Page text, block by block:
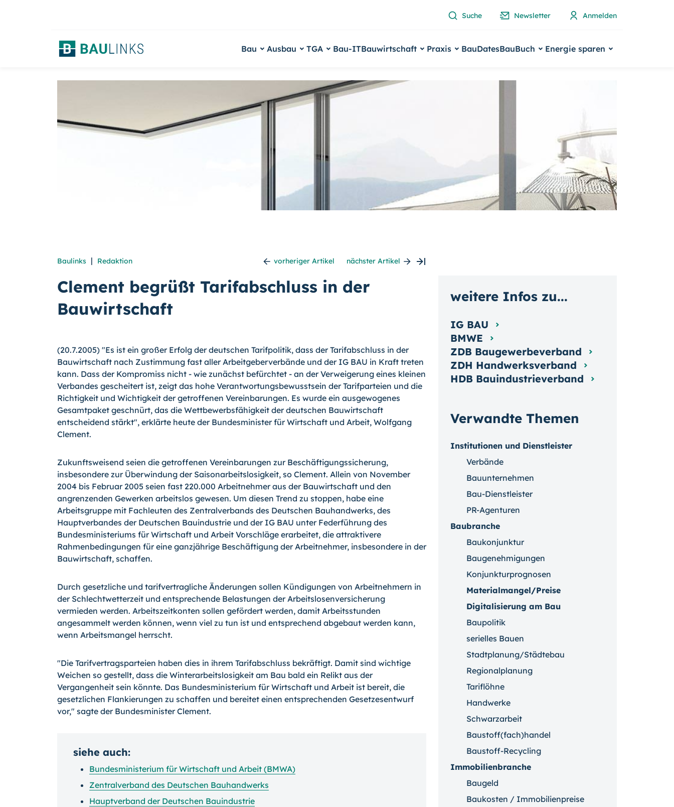
Suche Newsletter Anmelden
Bau Ausbau TGA Bau-ITBauwirtschaft Praxis BauDatesBauBuch Energie sparen
Baulinks | Redaktion vorheriger Artikel nächster Artikel
Clement begrüßt Tarifabschluss in der
Bauwirtschaft
(20.7.2005) "Es ist ein großer Erfolg der deutschen Tarifpolitik, dass der Tarifabschluss in der
Bauwirtschaft nach Zustimmung fast aller Arbeitgeberverbände und der IG BAU in Kraft treten
kann. Dass der Kompromiss nicht - wie zunächst befürchtet - an der Verweigerung eines kleinen
Verbandes gescheitert ist, zeigt das hohe Verantwortungsbewusstsein der Tarifparteien und die
Richtigkeit und Wichtigkeit der getroffenen Vereinbarungen. Es wurde ein ausgewogenes
Gesamtpaket geschnürt, das die Wettbewerbsfähigkeit der deutschen Bauwirtschaft
entscheidend stärkt", erklärte heute der Bundesminister für Wirtschaft und Arbeit, Wolfgang
Clement.
Zukunftsweisend seien die getroffenen Vereinbarungen zur Beschäftigungssicherung,
insbesondere zur Überwindung der Saisonarbeitslosigkeit, so Clement. Allein von November
2004 bis Februar 2005 seien fast 220.000 Arbeitnehmer aus der Bauwirtschaft und den
angrenzenden Gewerken arbeitslos gewesen. Um diesen Trend zu stoppen, habe eine
Arbeitsgruppe mit Fachleuten des Zentralverbands des Deutschen Bauhandwerks, des
Hauptverbandes der Deutschen Bauindustrie und der IG BAU unter Federführung des
Bundesministeriums für Wirtschaft und Arbeit Vorschläge erarbeitet, die attraktivere
Rahmenbedingungen für eine ganzjährige Beschäftigung der Arbeitnehmer, insbesondere in der
Bauwirtschaft, schaffen.
Durch gesetzliche und tarifvertragliche Änderungen sollen Kündigungen von Arbeitnehmern in
der Schlechtwetterzeit und entsprechende Belastungen der Arbeitslosenversicherung
vermieden werden. Arbeitszeitkonten sollen gefördert werden, damit Arbeitsstunden
angesammelt werden können, wenn viel zu tun ist und entsprechend abgebaut werden kann,
wenn Arbeitsmangel herrscht.
"Die Tarifvertragsparteien haben dies in ihrem Tarifabschluss bekräftigt. Damit sind wichtige
Weichen so gestellt, dass die Winterarbeitslosigkeit am Bau bald ein Relikt aus der
Vergangenheit sein könnte. Das Bundesministerium für Wirtschaft und Arbeit ist bereit, die
gesetzlichen Flankierungen zu schaffen und bereitet einen entsprechenden Gesetzesentwurf
vor," sagte der Bundesminister Clement.
siehe auch:
Bundesministerium für Wirtschaft und Arbeit (BMWA)
Zentralverband des Deutschen Bauhandwerks
Hauptverband der Deutschen Bauindustrie
Verwandte Themen
Institutionen und Dienstleister
Verbände
Bauunternehmen
Bau-Dienstleister
PR-Agenturen
Baubranche
Baukonjunktur
Baugenehmigungen
Konjunkturprognosen
Materialmangel/Preise
Digitalisierung am Bau
Baupolitik
serielles Bauen
Stadtplanung/Städtebau
Regionalplanung
Tariflöhne
Handwerke
Schwarzarbeit
Baustoff(fach)handel
Baustoff-Recycling
Immobilienbranche
Baugeld
Baukosten / Immobilienpreise
weitere Infos zu...
IG BAU
BMWE
ZDB Baugewerbeverband
ZDH Handwerksverband
HDB Bauindustrieverband